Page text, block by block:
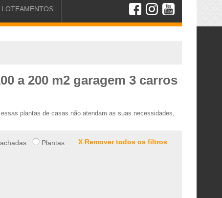
LOTEAMENTOS
a 200 m2 garagem 3 carros
plantas de casas não atendam as suas necessidades,
X Remover todos os filtros
Plantas